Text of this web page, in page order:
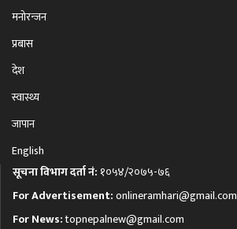
मनोरन्जन
प्रबास
देश
स्वास्थ्य
जापान
English
सूचना विभाग दर्ता नं: १०५४/२०७५-७६
For Advertisement:onlineramhari@gmail.com
For News:topnepalnew@gmail.com